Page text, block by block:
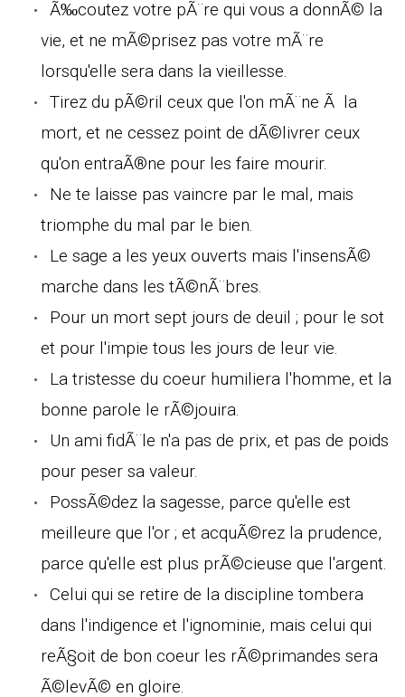
Ã‰coutez votre pÃ¨re qui vous a donnÃ© la
vie, et ne mÃ©prisez pas votre mÃ¨re
lorsqu'elle sera dans la vieillesse.
Tirez du pÃ©ril ceux que l'on mÃ¨ne Ã la
mort, et ne cessez point de dÃ©livrer ceux
qu'on entraÃ®ne pour les faire mourir.
Ne te laisse pas vaincre par le mal, mais
triomphe du mal par le bien.
Le sage a les yeux ouverts mais l'insensÃ©
marche dans les tÃ©nÃ¨bres.
Pour un mort sept jours de deuil ; pour le sot
et pour l'impie tous les jours de leur vie.
La tristesse du coeur humiliera l'homme, et la
bonne parole le rÃ©jouira.
Un ami fidÃ¨le n'a pas de prix, et pas de poids
pour peser sa valeur.
PossÃ©dez la sagesse, parce qu'elle est
meilleure que l'or ; et acquÃ©rez la prudence,
parce qu'elle est plus prÃ©cieuse que l'argent.
Celui qui se retire de la discipline tombera
dans l'indigence et l'ignominie, mais celui qui
reÃ§oit de bon coeur les rÃ©primandes sera
Ã©levÃ© en gloire.